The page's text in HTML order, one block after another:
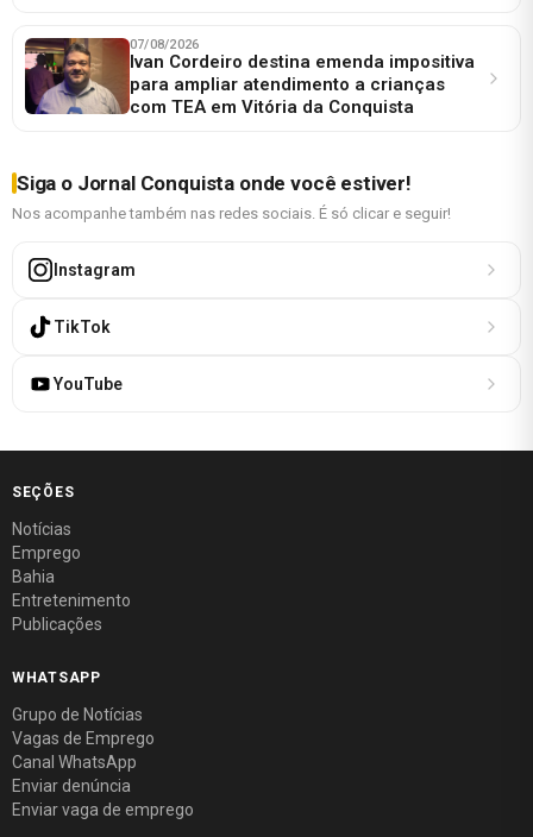
07/08/2026
Ivan Cordeiro destina emenda impositiva
para ampliar atendimento a crianças
com TEA em Vitória da Conquista
Siga o Jornal Conquista onde você estiver!
Nos acompanhe também nas redes sociais. É só clicar e seguir!
Instagram
TikTok
YouTube
SEÇÕES
Notícias
Emprego
Bahia
Entretenimento
Publicações
WHATSAPP
Grupo de Notícias
Vagas de Emprego
Canal WhatsApp
Enviar denúncia
Enviar vaga de emprego